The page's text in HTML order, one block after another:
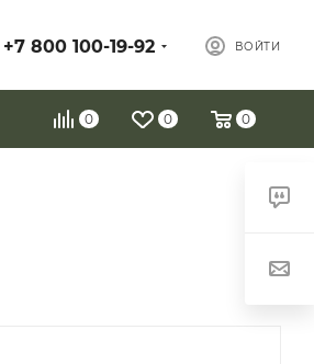
+7 800 100-19-92 ВОЙТИ
0 0 0